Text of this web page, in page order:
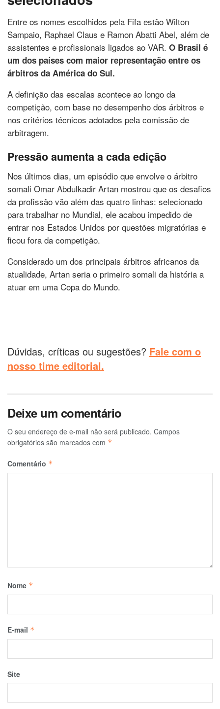
Entre os nomes escolhidos pela Fifa estão Wilton
Sampaio, Raphael Claus e Ramon Abatti Abel, além de
assistentes e profissionais ligados ao VAR. O Brasil é
um dos países com maior representação entre os
árbitros da América do Sul.
A definição das escalas acontece ao longo da
competição, com base no desempenho dos árbitros e
nos critérios técnicos adotados pela comissão de
arbitragem.
Pressão aumenta a cada edição
Nos últimos dias, um episódio que envolve o árbitro
somali Omar Abdulkadir Artan mostrou que os desafios
da profissão vão além das quatro linhas: selecionado
para trabalhar no Mundial, ele acabou impedido de
entrar nos Estados Unidos por questões migratórias e
ficou fora da competição.
Considerado um dos principais árbitros africanos da
atualidade, Artan seria o primeiro somali da história a
atuar em uma Copa do Mundo.
Dúvidas, críticas ou sugestões? Fale com o
nosso time editorial.
Deixe um comentário
O seu endereço de e-mail não será publicado. Campos
obrigatórios são marcados com *
Comentário *
Nome *
E-mail *
Site